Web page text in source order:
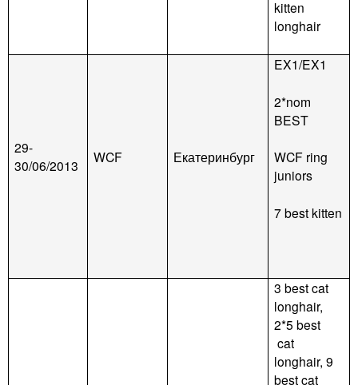
kitten
longhair
29-
30/06/2013
WCF Екатеринбург
EX1/EX1
2*nom
BEST
WCF ring
juniors
7 best kitten
3 best cat
longhair,
2*5 best
cat
longhair, 9
best cat